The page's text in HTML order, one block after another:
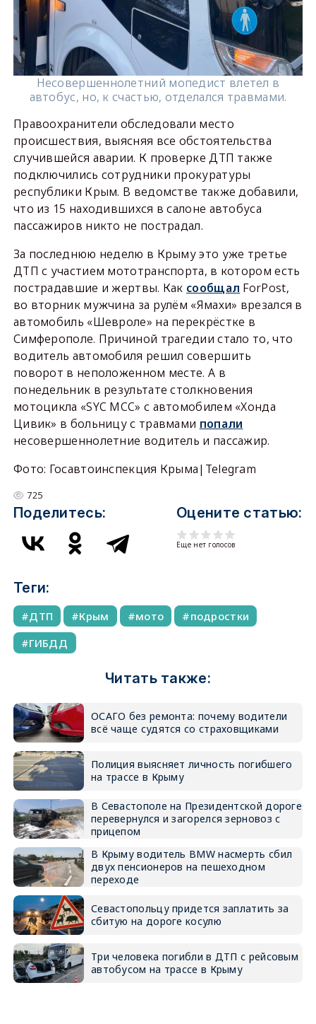
Несовершеннолетний мопедист влетел в
автобус, но, к счастью, отделался травмами.
Правоохранители обследовали место
происшествия, выясняя все обстоятельства
случившейся аварии. К проверке ДТП также
подключились сотрудники прокуратуры
республики Крым. В ведомстве также добавили,
что из 15 находившихся в салоне автобуса
пассажиров никто не пострадал.
За последнюю неделю в Крыму это уже третье
ДТП с участием мототранспорта, в котором есть
пострадавшие и жертвы. Как сообщал ForPost,
во вторник мужчина за рулём «Ямахи» врезался в
автомобиль «Шевроле» на перекрёстке в
Симферополе. Причиной трагедии стало то, что
водитель автомобиля решил совершить
поворот в неположенном месте. А в
понедельник в результате столкновения
мотоцикла «SYC MCC» с автомобилем «Хонда
Цивик» в больницу с травмами попали
несовершеннолетние водитель и пассажир.
Фото: Госавтоинспекция Крыма|Telegram
725
Поделитесь: Оцените статью:
Еще нет голосов
Теги:
ДТП Крым мото
подростки
ГИБДД
Читать также:
ОСАГО без ремонта: почему водители
всё чаще судятся со страховщиками
Полиция выясняет личность погибшего
на трассе в Крыму
В Севастополе на Президентской дороге
перевернулся и загорелся зерновоз с
прицепом
В Крыму водитель BMW насмерть сбил
двух пенсионеров на пешеходном
переходе
Севастопольцу придется заплатить за
сбитую на дороге косулю
Три человека погибли в ДТП с рейсовым
автобусом на трассе в Крыму